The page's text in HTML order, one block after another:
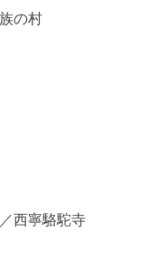
の村
西寧駱駝寺